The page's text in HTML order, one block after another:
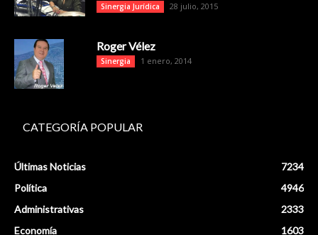
Sinergia Jurídica 28 julio, 2015
Roger Vélez
Sinergia 1 enero, 2014
CATEGORÍA POPULAR
Últimas Noticias
7234
Política
4946
Administrativas
2333
Economía
1603